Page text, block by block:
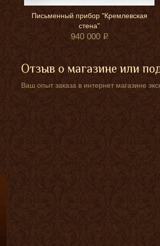
Письменный прибор "Кремлевская
стена"
940 000
Отзыв о магазине или
Ваш опыт заказа в интернет магазине